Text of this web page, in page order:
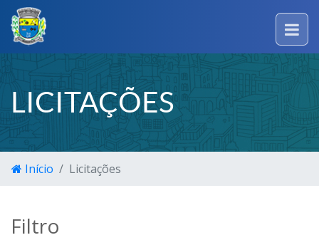
LICITAÇÕES
Início Licitações
Filtro